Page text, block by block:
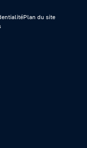
Plan du site